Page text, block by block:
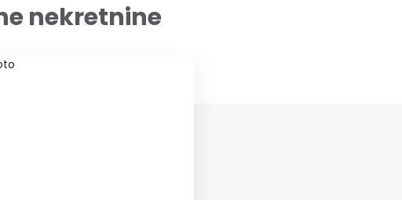
nekretnine